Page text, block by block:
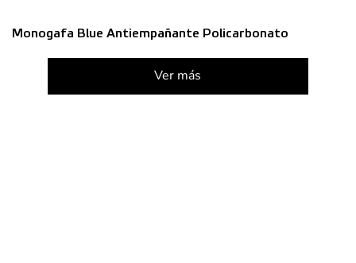
Monogafa Blue Antiempañante Policarbonato
Ver más